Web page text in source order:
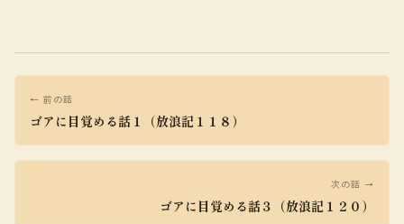
← 前の話
ゴアに目覚める話１（放浪記１１８）
次の話 →
ゴアに目覚める話３（放浪記１２０）